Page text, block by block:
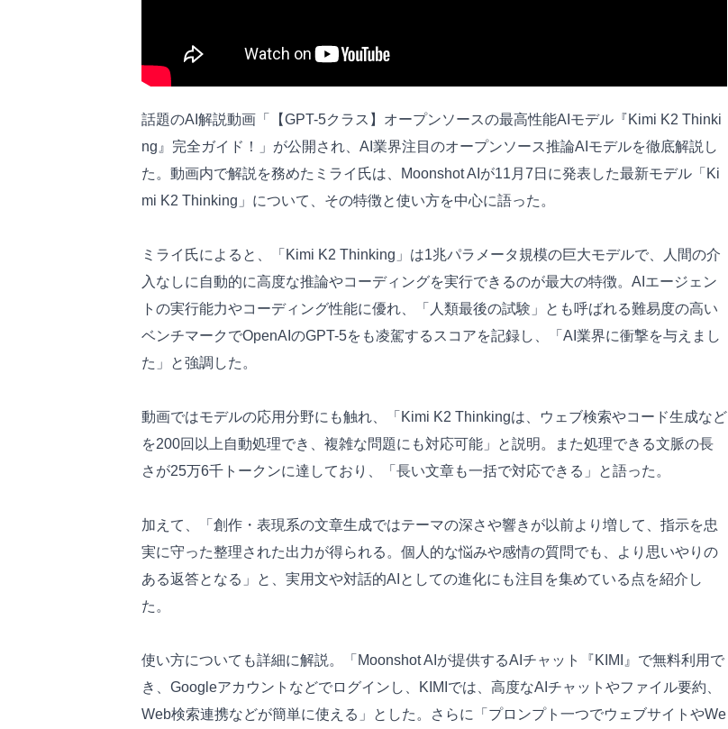
話題のAI解説動画「【GPT-5クラス】オープンソースの最高性能AIモデル『Kimi K2 Thinki
ng』完全ガイド！」が公開され、AI業界注目のオープンソース推論AIモデルを徹底解説し
た。動画内で解説を務めたミライ氏は、Moonshot AIが11月7日に発表した最新モデル「Ki
mi K2 Thinking」について、その特徴と使い方を中心に語った。
ミライ氏によると、「Kimi K2 Thinking」は1兆パラメータ規模の巨大モデルで、人間の介
入なしに自動的に高度な推論やコーディングを実行できるのが最大の特徴。AIエージェン
トの実行能力やコーディング性能に優れ、「人類最後の試験」とも呼ばれる難易度の高い
ベンチマークでOpenAIのGPT-5をも凌駕するスコアを記録し、「AI業界に衝撃を与えまし
た」と強調した。
動画ではモデルの応用分野にも触れ、「Kimi K2 Thinkingは、ウェブ検索やコード生成など
を200回以上自動処理でき、複雑な問題にも対応可能」と説明。また処理できる文脈の長
さが25万6千トークンに達しており、「長い文章も一括で対応できる」と語った。
加えて、「創作・表現系の文章生成ではテーマの深さや響きが以前より増して、指示を忠
実に守った整理された出力が得られる。個人的な悩みや感情の質問でも、より思いやりの
ある返答となる」と、実用文や対話的AIとしての進化にも注目を集めている点を紹介し
た。
使い方についても詳細に解説。「Moonshot AIが提供するAIチャット『KIMI』で無料利用で
き、Googleアカウントなどでログインし、KIMIでは、高度なAIチャットやファイル要約、
Web検索連携などが簡単に使える」とした。さらに「プロンプト一つでウェブサイトやWe